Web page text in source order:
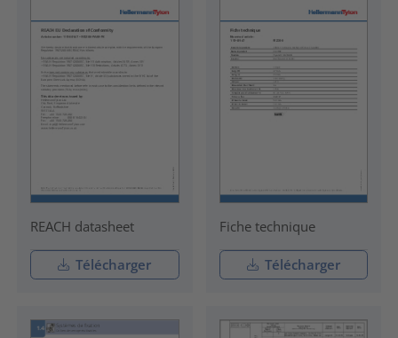
REACH datasheet
Télécharger
Fiche technique
Télécharger